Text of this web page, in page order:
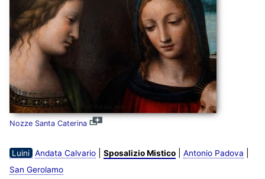
Nozze Santa Caterina
Luini Andata Calvario| Sposalizio Mistico| Antonio Padova
San Gerolamo